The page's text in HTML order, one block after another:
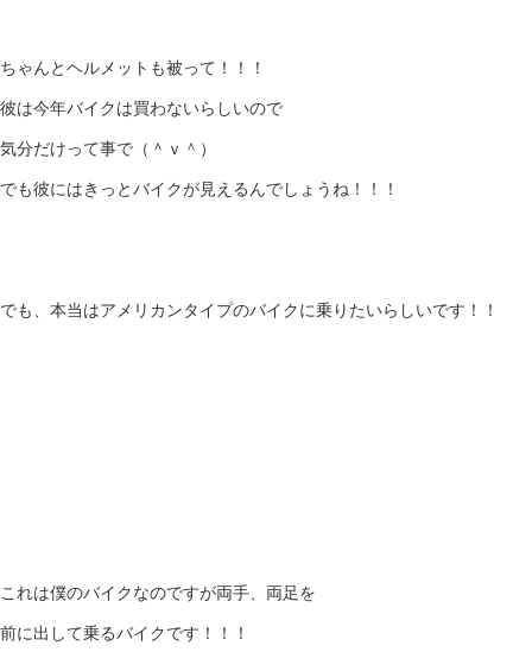
ちゃんとヘルメットも被って！！！
彼は今年バイクは買わないらしいので
気分だけって事で（＾ｖ＾）
でも彼にはきっとバイクが見えるんでしょうね！！！
でも、本当はアメリカンタイプのバイクに乗りたいらしいです！！
これは僕のバイクなのですが両手、両足を
前に出して乗るバイクです！！！